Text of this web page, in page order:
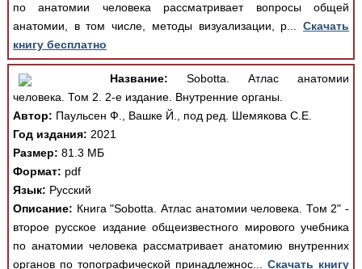
по анатомии человека рассматривает вопросы общей
анатомии, в том числе, методы визуализации, р...Скачать
книгу бесплатно
Название: Sobotta. Атлас анатомии
человека. Том 2. 2-е издание. Внутренние органы.
Автор: Паульсен Ф., Вашке Й., под ред. Шемякова С.Е.
Год издания: 2021
Размер: 81.3 МБ
Формат: pdf
Язык: Русский
Описание: Книга "Sobotta. Атлас анатомии человека. Том 2" -
второе русское издание общеизвестного мирового учебника
по анатомии человека рассматривает анатомию внутренних
органов по топографической принадлежнос...Скачать книгу